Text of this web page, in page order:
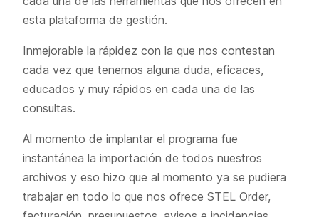
esta plataforma de gestión.
Inmejorable la rápidez con la que nos contestan
cada vez que tenemos alguna duda, eficaces,
educados y muy rápidos en cada una de las
consultas.
Al momento de implantar el programa fue
instantánea la importación de todos nuestros
archivos y eso hizo que al momento ya se pudiera
trabajar en todo lo que nos ofrece STEL Order,